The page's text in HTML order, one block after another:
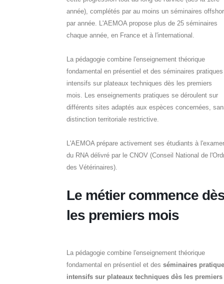
année), complétés par au moins un séminaires
par année. L'AEMOA propose plus de 25 séminaires
chaque année, en France et à l'international.
La pédagogie combine l'enseignement théorique
fondamental en présentiel et des séminaires pratiques
intensifs sur plateaux techniques dès les premiers
mois. Les enseignements pratiques se déroulent sur
différents sites adaptés aux espèces concernées,
distinction territoriale restrictive.
L'AEMOA prépare activement ses étudiants à
du RNA délivré par le CNOV (Conseil National de
des Vétérinaires).
Le métier commence
les premiers mois
La pédagogie combine l'enseignement théorique
fondamental en présentiel et des séminaires
intensifs sur plateaux techniques dès les premiers